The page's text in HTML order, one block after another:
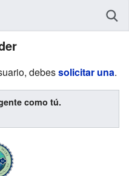
debessolicitar una.
como tú.